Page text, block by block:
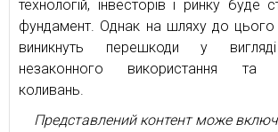
технологій, інвесторів і ринку буде
фундамент. Однак на шляху до цього
виникнуть перешкоди у
незаконного використання та
коливань.
Представлений контент може